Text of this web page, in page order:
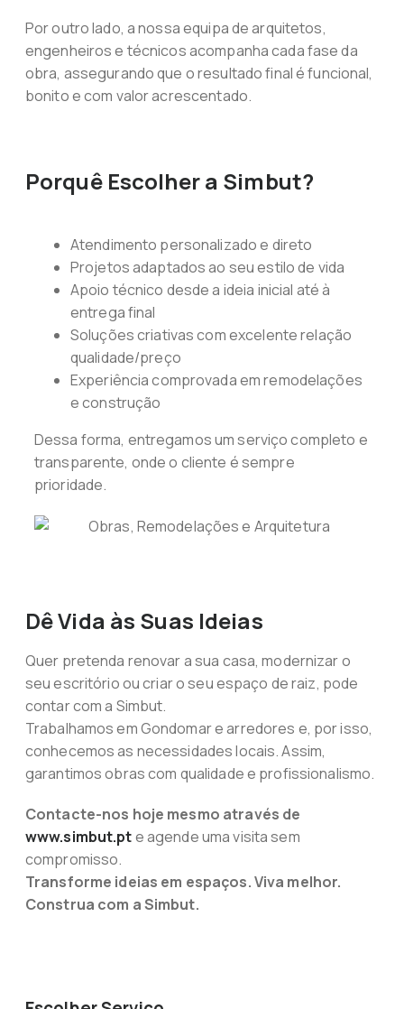
Por outro lado, a nossa equipa de arquitetos,
engenheiros e técnicos acompanha cada fase da
obra, assegurando que o resultado final é funcional,
bonito e com valor acrescentado.
Porquê Escolher a Simbut?
Atendimento personalizado e direto
Projetos adaptados ao seu estilo de vida
Apoio técnico desde a ideia inicial até à
entrega final
Soluções criativas com excelente relação
qualidade/preço
Experiência comprovada em remodelações
e construção
Dessa forma, entregamos um serviço completo e
transparente, onde o cliente é sempre
prioridade.
Dê Vida às Suas Ideias
Quer pretenda renovar a sua casa, modernizar o
seu escritório ou criar o seu espaço de raiz, pode
contar com a Simbut.
Trabalhamos em Gondomar e arredores e, por isso,
conhecemos as necessidades locais. Assim,
garantimos obras com qualidade e profissionalismo.
Contacte-nos hoje mesmo através de
www.simbut.pte agende uma visita sem
compromisso.
Transforme ideias em espaços. Viva melhor.
Construa com a Simbut.